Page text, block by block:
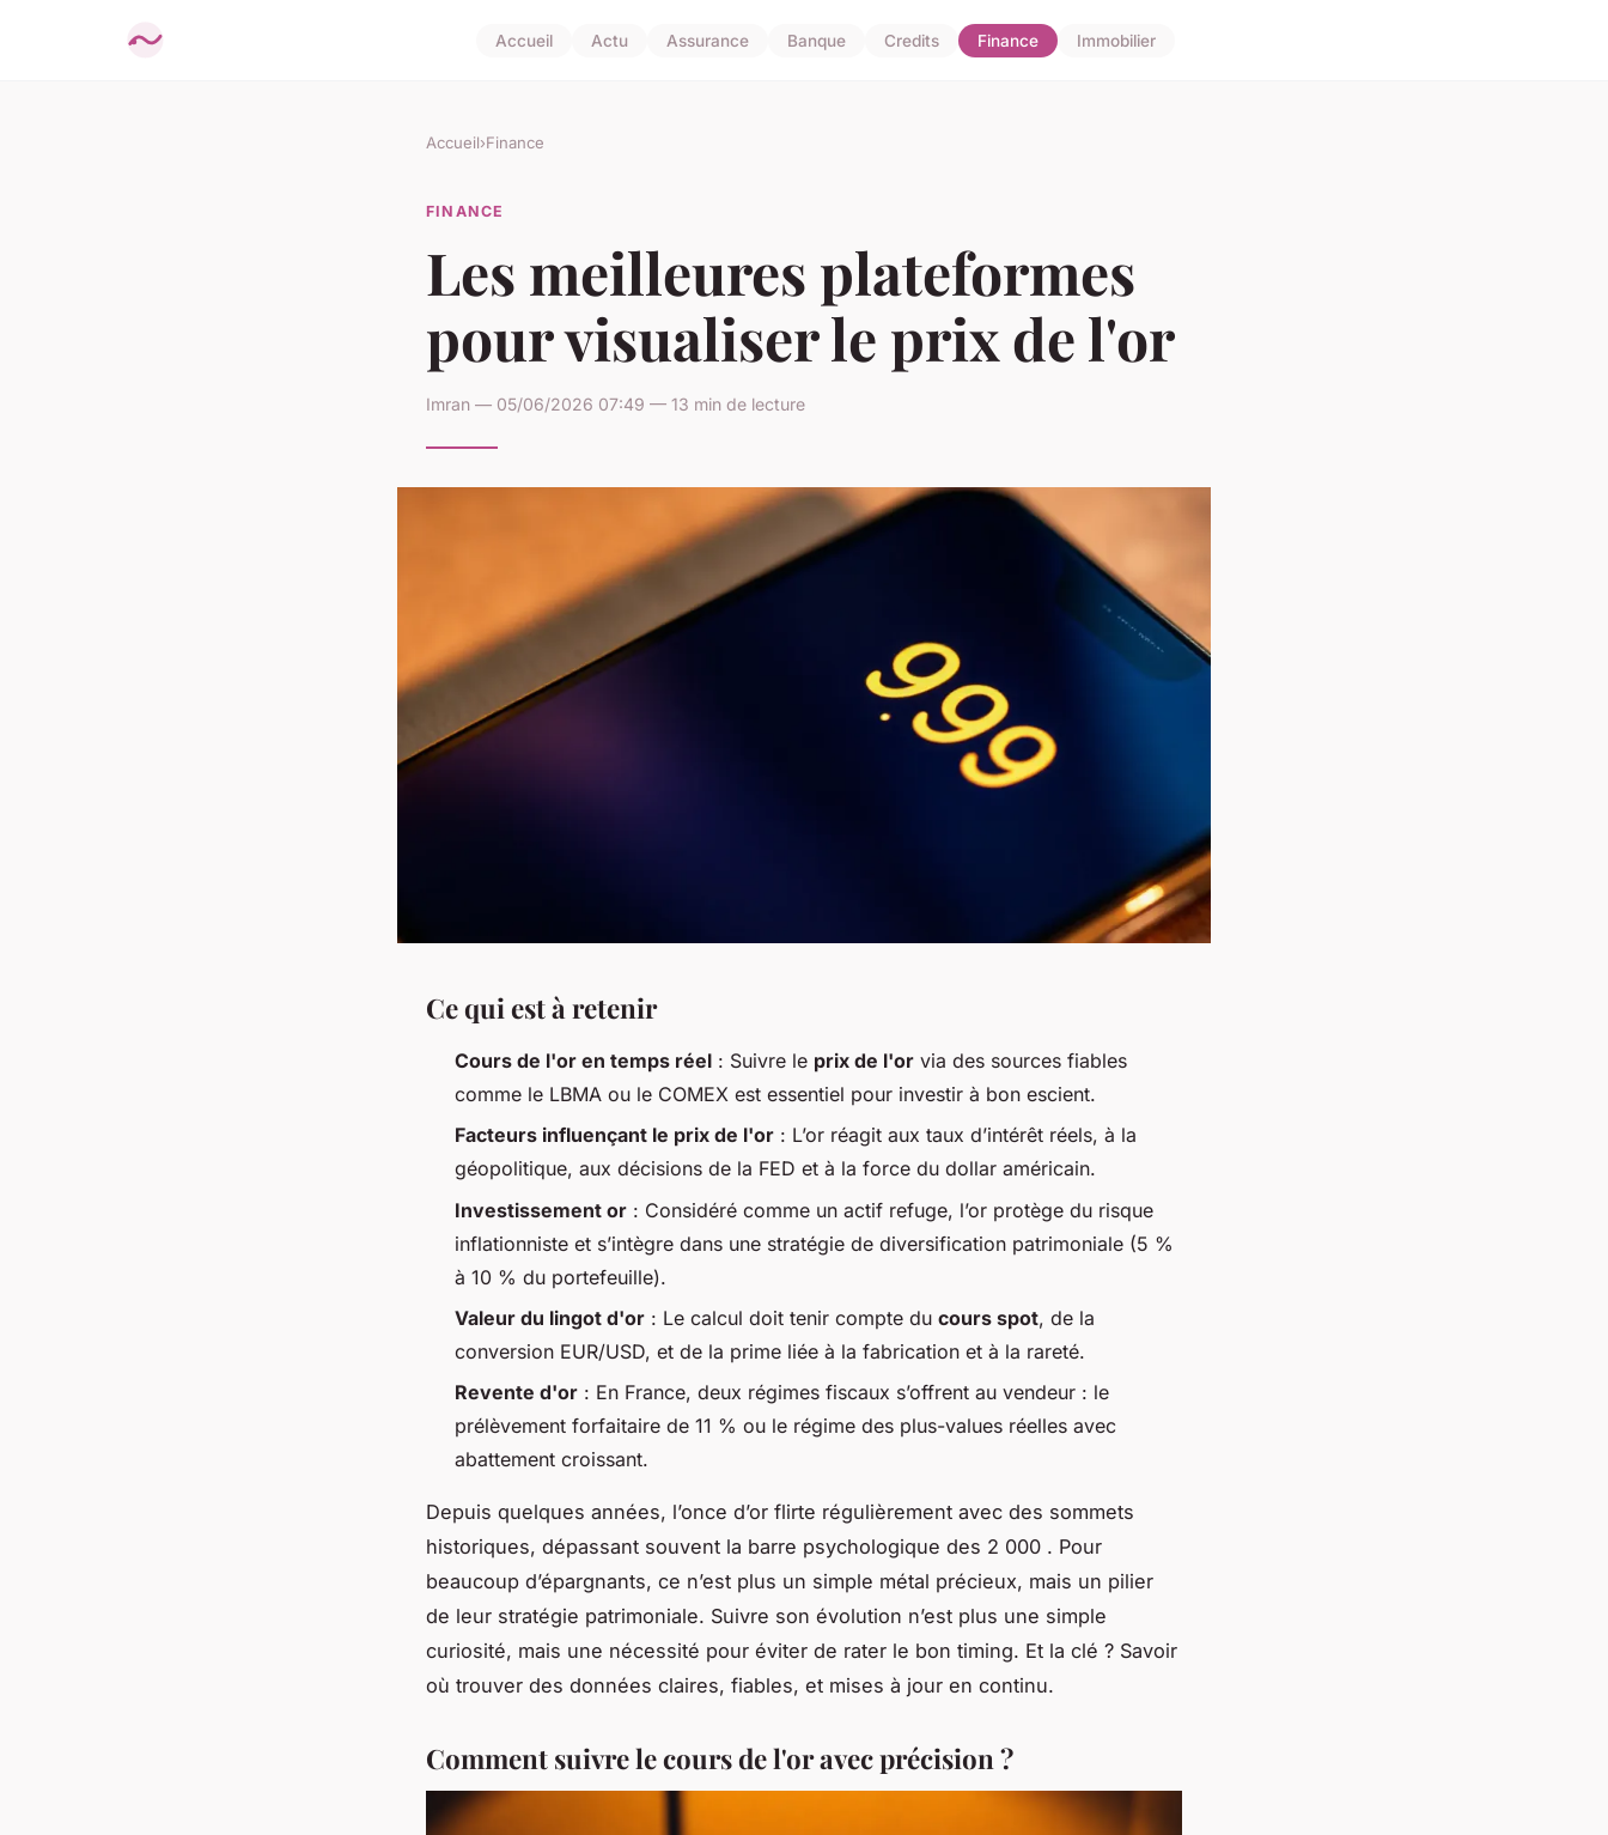
Accueil Actu Assurance Banque Credits Finance Immobilier
Accueil›Finance
FINANCE
Les meilleures plateformes
pour visualiser le prix de l'or
Imran — 05/06/2026 07:49 — 13 min de lecture
Ce qui est à retenir
Cours de l'or en temps réel : Suivre le prix de l'or via des sources fiables
comme le LBMA ou le COMEX est essentiel pour investir à bon escient.
Facteurs influençant le prix de l'or : L’or réagit aux taux d’intérêt réels, à la
géopolitique, aux décisions de la FED et à la force du dollar américain.
Investissement or : Considéré comme un actif refuge, l’or protège du risque
inflationniste et s’intègre dans une stratégie de diversification patrimoniale (5 %
à 10 % du portefeuille).
Valeur du lingot d'or : Le calcul doit tenir compte du cours spot, de la
conversion EUR/USD, et de la prime liée à la fabrication et à la rareté.
Revente d'or : En France, deux régimes fiscaux s’offrent au vendeur : le
prélèvement forfaitaire de 11 % ou le régime des plus-values réelles avec
abattement croissant.
Depuis quelques années, l’once d’or flirte régulièrement avec des sommets
historiques, dépassant souvent la barre psychologique des 2 000 . Pour
beaucoup d’épargnants, ce n’est plus un simple métal précieux, mais un pilier
de leur stratégie patrimoniale. Suivre son évolution n’est plus une simple
curiosité, mais une nécessité pour éviter de rater le bon timing. Et la clé ? Savoir
où trouver des données claires, fiables, et mises à jour en continu.
Comment suivre le cours de l'or avec précision ?